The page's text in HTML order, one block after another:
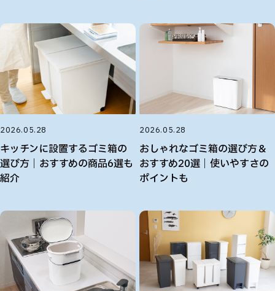
2026.05.28
キッチンに設置するゴミ箱の
選び方｜おすすめの商品6選も
紹介
2026.05.28
おしゃれなゴミ箱の選び方＆
おすすめ20選｜使いやすさの
ポイントも